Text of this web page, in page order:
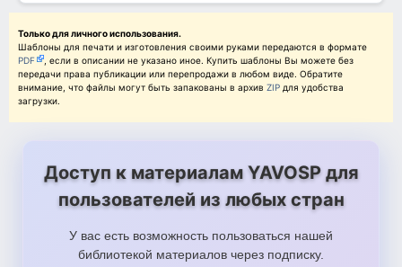
Только для личного использования.
Шаблоны для печати и изготовления своими руками передаются в формате
PDF
, если в описании не указано иное. Купить шаблоны Вы можете без
передачи права публикации или перепродажи в любом виде. Обратите
внимание, что файлы могут быть запакованы в архив ZIP для удобства
загрузки.
Доступ к материалам YAVOSP для
пользователей из любых стран
У вас есть возможность пользоваться нашей
библиотекой материалов через подписку.